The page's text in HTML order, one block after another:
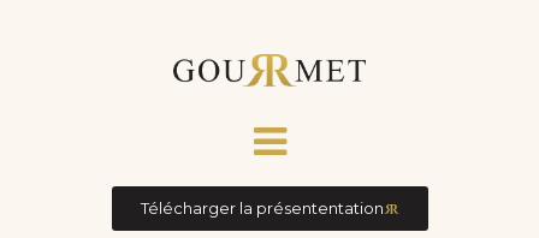
Télécharger la présententation